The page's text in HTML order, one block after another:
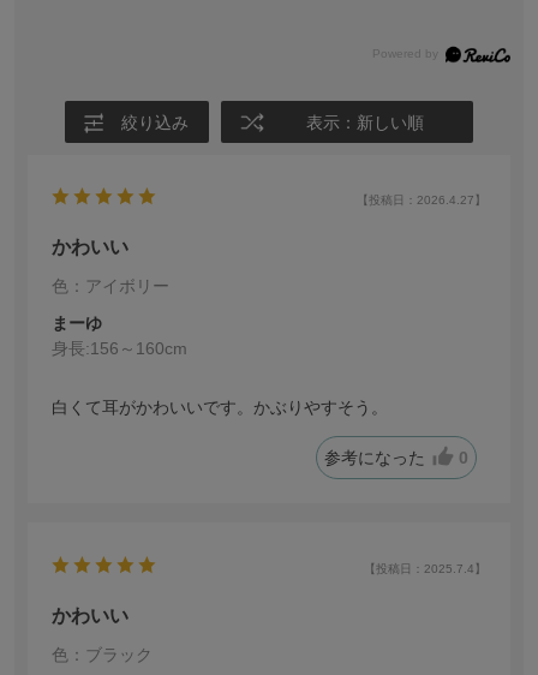
絞り込み 表示：新しい順
【投稿日：2026.4.27】
かわいい
色：アイボリー
まーゆ
身長:156～160cm
白くて耳がかわいいです。かぶりやすそう。
参考になった 0
【投稿日：2025.7.4】
かわいい
色：ブラック